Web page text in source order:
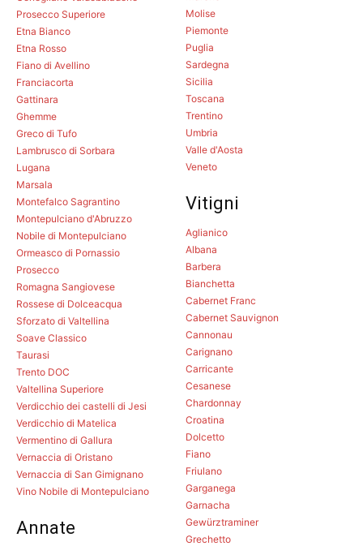
Prosecco Superiore
Etna Bianco
Etna Rosso
Fiano di Avellino
Franciacorta
Gattinara
Ghemme
Greco di Tufo
Lambrusco di Sorbara
Lugana
Marsala
Montefalco Sagrantino
Montepulciano d'Abruzzo
Nobile di Montepulciano
Ormeasco di Pornassio
Prosecco
Romagna Sangiovese
Rossese di Dolceacqua
Sforzato di Valtellina
Soave Classico
Taurasi
Trento DOC
Valtellina Superiore
Verdicchio dei castelli di Jesi
Verdicchio di Matelica
Vermentino di Gallura
Vernaccia di Oristano
Vernaccia di San Gimignano
Vino Nobile di Montepulciano
Annate
Molise
Piemonte
Puglia
Sardegna
Sicilia
Toscana
Trentino
Umbria
Valle d'Aosta
Veneto
Vitigni
Aglianico
Albana
Barbera
Bianchetta
Cabernet Franc
Cabernet Sauvignon
Cannonau
Carignano
Carricante
Cesanese
Chardonnay
Croatina
Dolcetto
Fiano
Friulano
Garganega
Garnacha
Gewürztraminer
Grechetto